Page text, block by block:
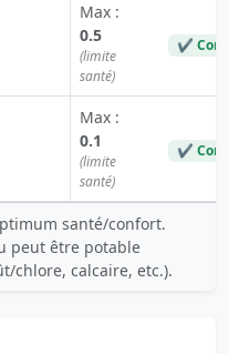
Max :
0.5
(limite
santé)
✔
Max :
0.1
(limite
santé)
✔
santé/confort.
peut être potable
chlore, calcaire, etc.).